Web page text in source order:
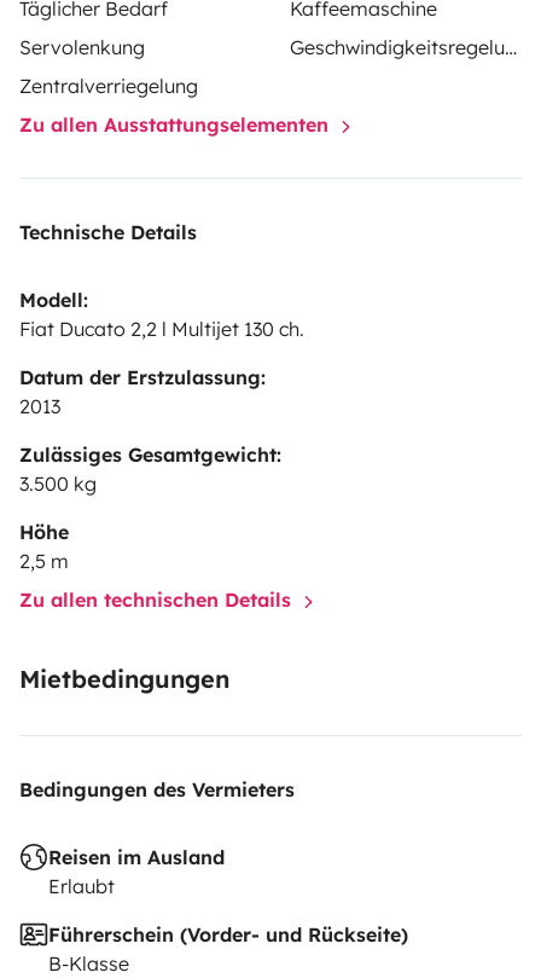
Täglicher Bedarf
Kaffeemaschine
Servolenkung
Geschwindigkeitsregelung
Zentralverriegelung
Zu allen Ausstattungselementen
Technische Details
Modell:
Fiat Ducato 2,2 l Multijet 130 ch.
Datum der Erstzulassung:
2013
Zulässiges Gesamtgewicht:
3.500 kg
Höhe
2,5 m
Zu allen technischen Details
Mietbedingungen
Bedingungen des Vermieters
Reisen im Ausland
Erlaubt
Führerschein (Vorder- und Rückseite)
B-Klasse